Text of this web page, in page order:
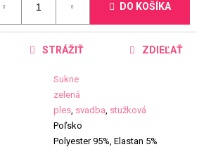
DO KOŠÍKA
Sukne
zelená
ples svadba stužková
Poľsko
Polyester 95%, Elastan 5%
STRÁŽIŤ ZDIEĽAŤ